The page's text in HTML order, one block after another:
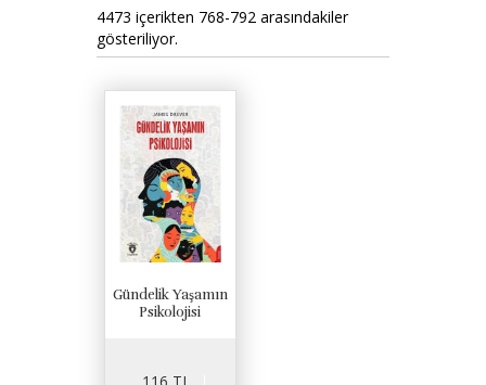
4473 içerikten 768-792 arasındakiler
gösteriliyor.
Gündelik Yaşamın
Psikolojisi